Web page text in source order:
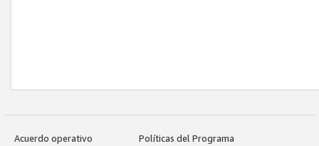
Acuerdo operativo
Políticas del Programa